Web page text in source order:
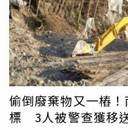
偷倒廢棄物又一樁
標 3人被警查獲移